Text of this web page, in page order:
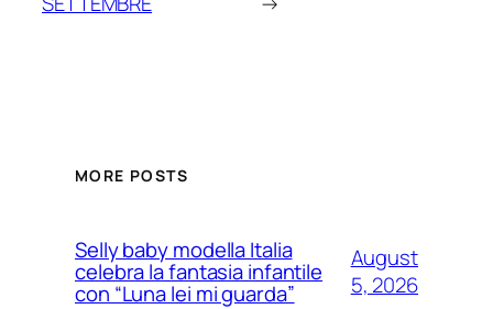
MORE POSTS
Selly baby modella Italia
celebra la fantasia infantile
con “Luna lei mi guarda”
August
5, 2026